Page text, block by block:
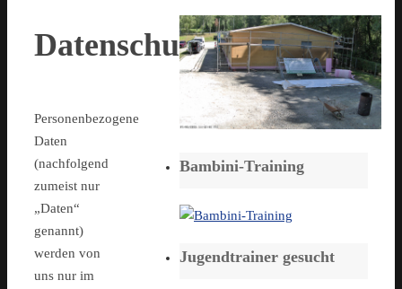
Datenschutzerklärung
Personenbezogene
Daten
(nachfolgend
zumeist nur
„Daten“
genannt)
werden von
uns nur im
Bambini-Training
Jugendtrainer gesucht